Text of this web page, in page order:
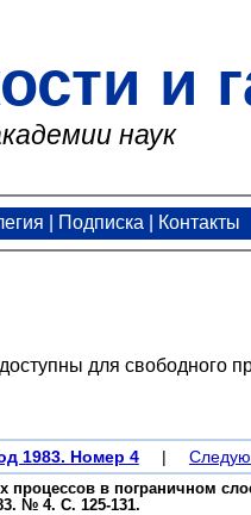
и
наук
Подписка Контакты
доступны для свободного
1983. Номер 4 |
в пограничном
№ 4. С. 125-131.